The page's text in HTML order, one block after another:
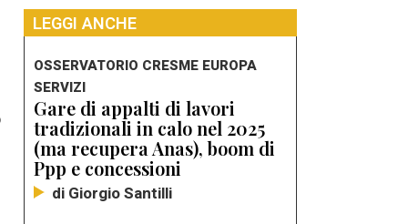
LEGGI ANCHE
OSSERVATORIO CRESME EUROPA
SERVIZI
Gare di appalti di lavori
tradizionali in calo nel 2025
(ma recupera Anas), boom di
Ppp e concessioni
di Giorgio Santilli